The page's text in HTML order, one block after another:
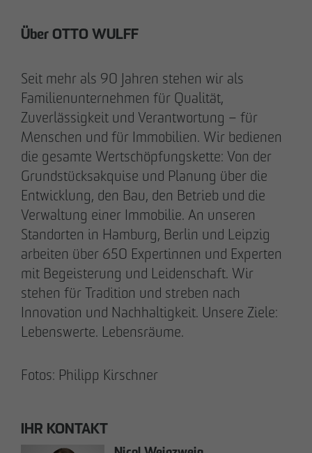
Über OTTO WULFF
Seit mehr als 90 Jahren stehen wir als
Familienunternehmen für Qualität,
Zuverlässigkeit und Verantwortung – für
Menschen und für Immobilien. Wir bedienen
die gesamte Wertschöpfungskette: Von der
Grundstücksakquise und Planung über die
Entwicklung, den Bau, den Betrieb und die
Verwaltung einer Immobilie. An unseren
Standorten in Hamburg, Berlin und Leipzig
arbeiten über 650 Expertinnen und Experten
mit Begeisterung und Leidenschaft. Wir
stehen für Tradition und streben nach
Innovation und Nachhaltigkeit. Unsere Ziele:
Lebenswerte. Lebensräume.
Fotos: Philipp Kirschner
IHR KONTAKT
DAS TEAM.
Pia-Alin Demirayakli
Abteilungsleiterin
Kommunikation & Marketing
pademirayakli@otto-wulff.de
+49 173 4928616
Erik J. Schulze
Pressesprecher
Kommunikation & Marketing
eschulze@otto-wulff.de
+49 173 7360070
Max Wedgbury
Kommunikationsreferent
mwedgbury
+49 172 7311403
Kommunikationsreferentin Intern